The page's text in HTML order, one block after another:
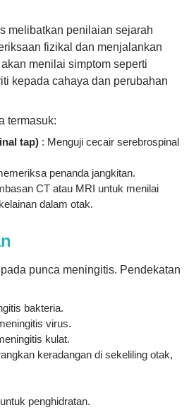
melibatkan penilaian sejarah
fizikal dan menjalankan
menilai simptom seperti
kepada cahaya dan perubahan
termasuk:
tap) : Menguji cecair serebrospinal
penanda jangkitan.
CT atau MRI untuk menilai
dalam otak.
punca meningitis. Pendekatan
bakteria.
virus.
kulat.
keradangan di sekeliling otak,
penghidratan.